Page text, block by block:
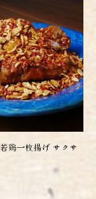
鶏一枚揚げ サクサ